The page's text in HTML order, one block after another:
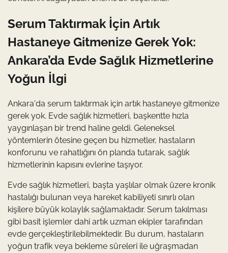
Serum Taktırmak İçin Artık
Hastaneye Gitmenize Gerek Yok:
Ankara’da Evde Sağlık Hizmetlerine
Yoğun İlgi
Ankara'da serum taktırmak için artık hastaneye gitmenize
gerek yok. Evde sağlık hizmetleri, başkentte hızla
yaygınlaşan bir trend haline geldi. Geleneksel
yöntemlerin ötesine geçen bu hizmetler, hastaların
konforunu ve rahatlığını ön planda tutarak, sağlık
hizmetlerinin kapısını evlerine taşıyor.
Evde sağlık hizmetleri, başta yaşlılar olmak üzere kronik
hastalığı bulunan veya hareket kabiliyeti sınırlı olan
kişilere büyük kolaylık sağlamaktadır. Serum takılması
gibi basit işlemler dahi artık uzman ekipler tarafından
evde gerçekleştirilebilmektedir. Bu durum, hastaların
yoğun trafik veya bekleme süreleri ile uğraşmadan